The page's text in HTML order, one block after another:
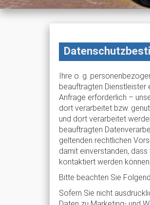
Ihre o. g.
beauftragten Dienstleister
Anfrage erforderlich –
dort verarbeitet bzw.
und dort verarbeitet
beauftragten
geltenden rechtlichen
damit einverstanden,
kontaktiert werden können.
Bitte beachten Sie
Sofern Sie nicht